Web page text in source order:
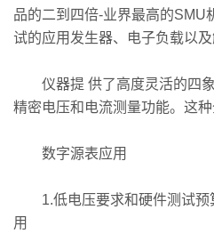
品的二到四倍-业界最高的SMU
试的应用发生器、电子负载以
仪器提 供了高度灵活的四象
精密电压和电流测量功能。这种
数字源表应用
1.低电压要求和硬件测试预
用